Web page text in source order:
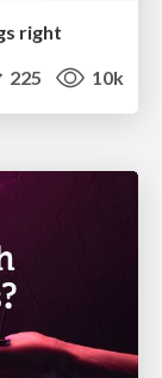
right
225 10k